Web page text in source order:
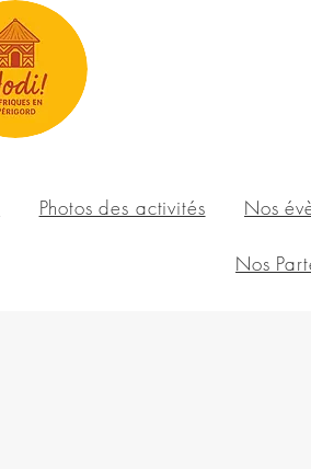
Photos des activités Nos
Nos